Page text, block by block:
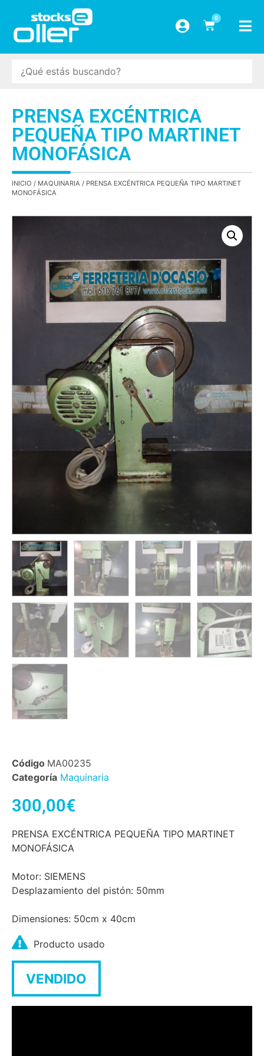
0
PRENSA EXCÉNTRICA
PEQUEÑA TIPO MARTINET
MONOFÁSICA
INICIO / MAQUINARIA / PRENSA EXCÉNTRICA PEQUEÑA TIPO MARTINET
MONOFÁSICA
Código MA00235
Categoría Maquinaria
300,00€
PRENSA EXCÉNTRICA PEQUEÑA TIPO MARTINET
MONOFÁSICA
Motor: SIEMENS
Desplazamiento del pistón: 50mm
Dimensiones: 50cm x 40cm
Producto usado
VENDIDO